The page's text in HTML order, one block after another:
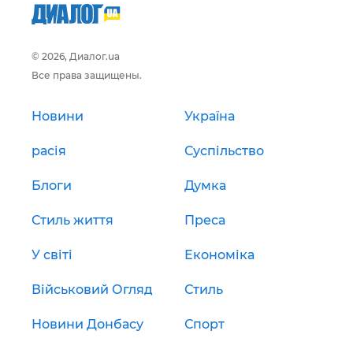
© 2026, Диалог.ua
Все права защищены.
Новини Україна
расія Суспільство
Блоги Думка
Стиль життя Преса
У світі Економіка
Військовий Огляд Стиль
Новини Донбасу Спорт